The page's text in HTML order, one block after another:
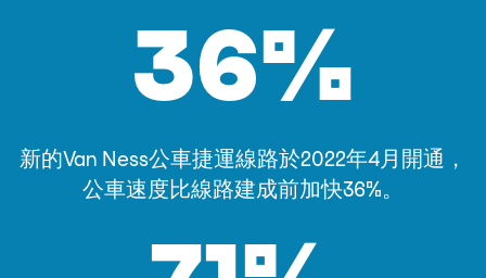
36%
新的Van Ness公車捷運線路於2022年4月開通，
公車速度比線路建成前加快36%。